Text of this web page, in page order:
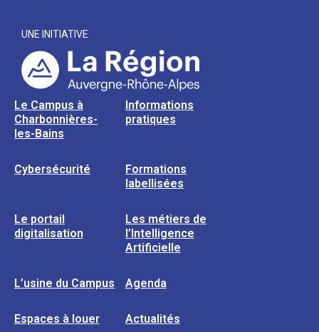
UNE INITIATIVE
Le Campus à
Charbonnières-
les-Bains
Informations
pratiques
Cybersécurité
Formations
labellisées
Le portail
digitalisation
Les métiers de
l’Intelligence
Artificielle
L’usine du Campus Agenda
Espaces à louer Actualités